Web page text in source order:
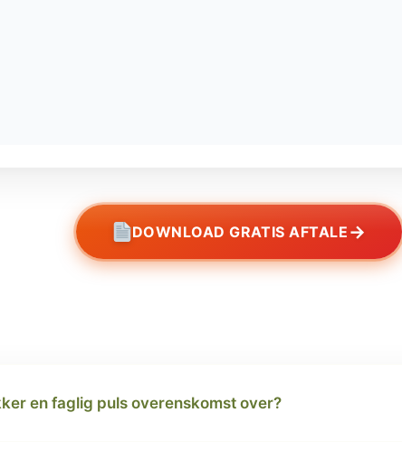
DOWNLOAD GRATIS AFTALE →
en faglig puls overenskomst over?